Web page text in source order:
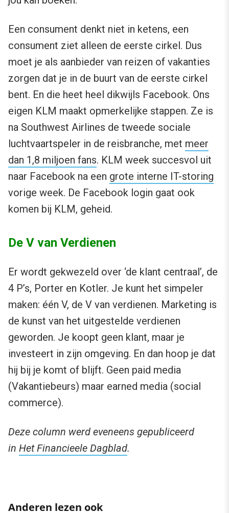
Een consument denkt niet in ketens, een
consument ziet alleen de eerste cirkel. Dus
moet je als aanbieder van reizen of vakanties
zorgen dat je in de buurt van de eerste cirkel
bent. En die heet heel dikwijls Facebook. Ons
eigen KLM maakt opmerkelijke stappen. Ze is
na Southwest Airlines de tweede sociale
luchtvaartspeler in de reisbranche, met meer
dan 1,8 miljoen fans. KLM week succesvol uit
naar Facebook na een grote interne IT-storing
vorige week. De Facebook login gaat ook
komen bij KLM, geheid.
De V van Verdienen
Er wordt gekwezeld over ‘de klant centraal’, de
4 P’s, Porter en Kotler. Je kunt het simpeler
maken: één V, de V van verdienen. Marketing is
de kunst van het uitgestelde verdienen
geworden. Je koopt geen klant, maar je
investeert in zijn omgeving. En dan hoop je dat
hij bij je komt of blijft. Geen paid media
(Vakantiebeurs) maar earned media (social
commerce).
Deze column werd eveneens gepubliceerd
in Het Financieele Dagblad.
Neem je strategie onder de loep